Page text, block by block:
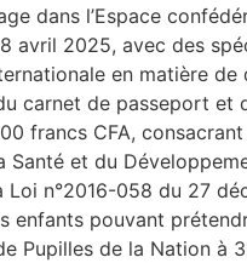
dans l’Espace
avril 2025, avec des
en matière
carnet de passeport et
francs CFA,
et du
n°2016-058 du 27
enfants pouvant
Pupilles de la Nation à